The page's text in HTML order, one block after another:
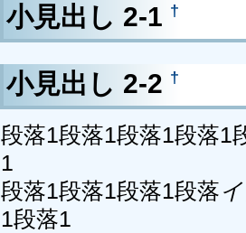
小見出し 2-1 †
小見出し 2-2 †
段落1段落1段落1段落1
1
段落1段落1段落1段落
1段落1